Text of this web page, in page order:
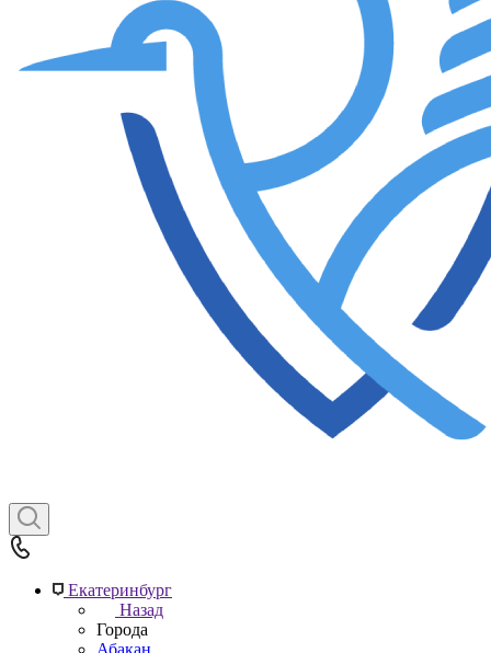
Екатеринбург
Назад
Города
Абакан